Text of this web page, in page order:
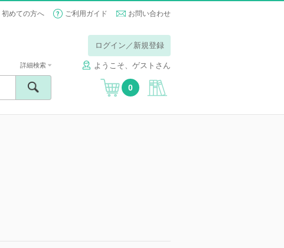
初めての方へ ご利用ガイド お問い合わせ
ログイン／新規登録
ようこそ、ゲストさん
詳細検索
0